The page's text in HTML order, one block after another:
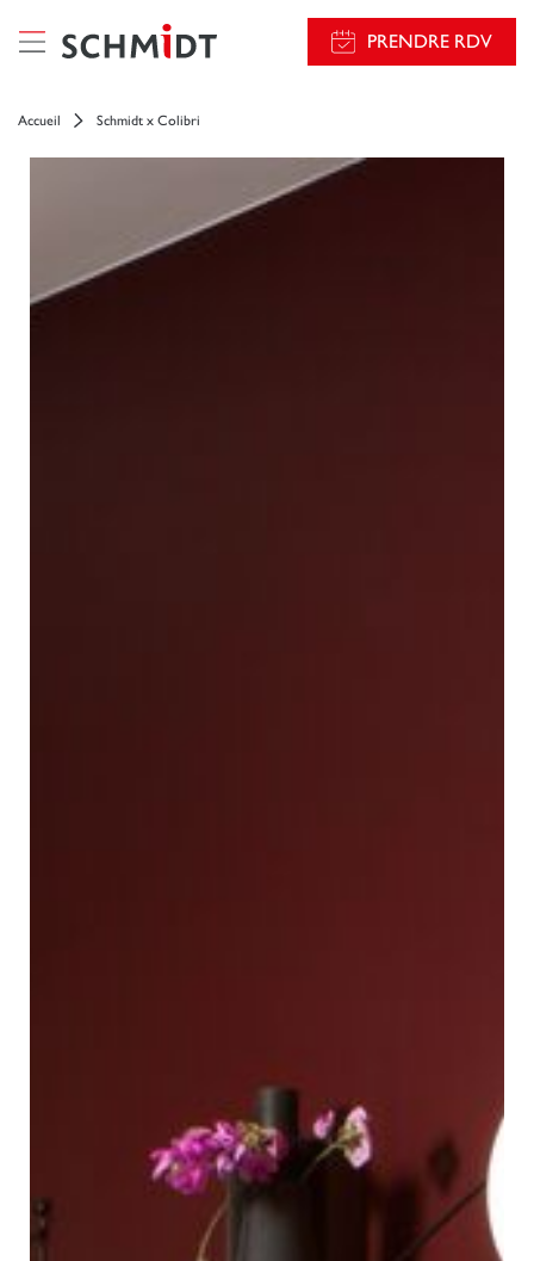
PRENDRE RDV
Accueil Schmidt x Colibri